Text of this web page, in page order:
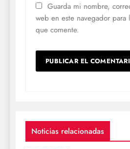
Guarda mi nombre,
web en este navegador para
que comente.
Noticias relacionadas